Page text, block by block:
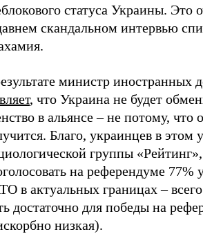
статуса Украины. Это
скандальном интервью
министр иностранных
, что Украина не будет
в альянсе – не потому,
Благо, украинцев в этом
группы
на референдуме 77%
в актуальных границах –
достаточно для победы на
низкая).